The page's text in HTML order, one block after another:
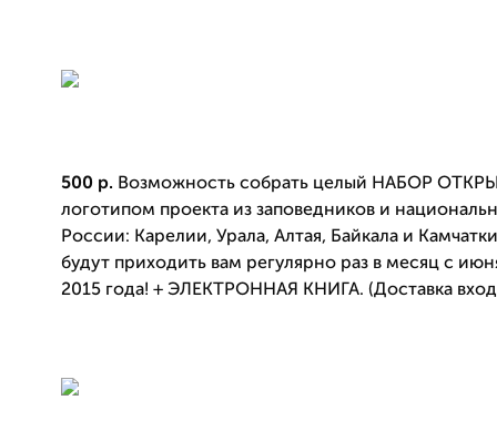
500 р. Возможность собрать целый НАБОР
логотипом проекта из заповедников и
России: Карелии, Урала, Алтая, Байкала и
будут приходить вам регулярно раз в месяц с
2015 года! + ЭЛЕКТРОННАЯ КНИГА. (Доставка